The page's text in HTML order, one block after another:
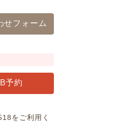
せフォーム
予約
をご利用く